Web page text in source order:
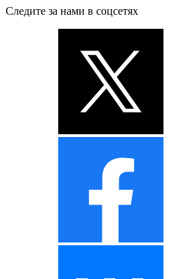
Следите за нами в соцсетях